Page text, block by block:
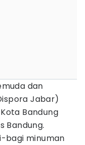
dan
Jabar)
Bandung
Bandung.
bagi minuman